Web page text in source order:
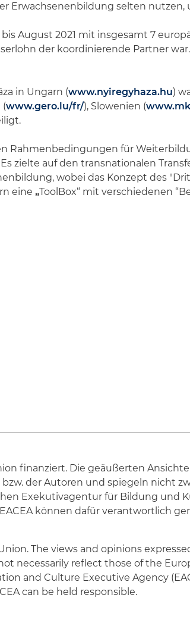
Erwachsenenbildung selten nutzen,
August 2021 mit insgesamt 7
der koordinierende Partner
in Ungarn (www.nyiregyhaza.hu)
(www.gero.lu/fr/), Slowenien (
Rahmenbedingungen für
zielte auf den transnationalen
wobei das Konzept des
eine „ToolBox“ mit verschiedenen
finanziert. Die geäußerten
der Autoren und spiegeln nicht
Exekutivagentur für Bildung und
können dafür verantwortlich
The views and opinions
necessarily reflect those of the
and Culture Executive Agency
can be held responsible.